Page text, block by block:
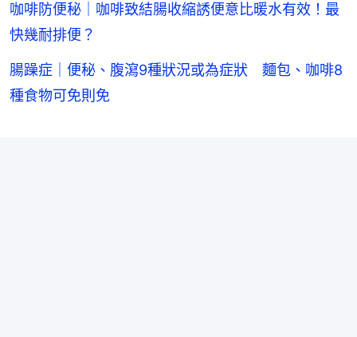
咖啡防便秘｜咖啡致結腸收縮誘便意比暖水有效！最
快幾耐排便？
腸躁症｜便秘、腹瀉9種狀況或為症狀 麵包、咖啡8
種食物可免則免